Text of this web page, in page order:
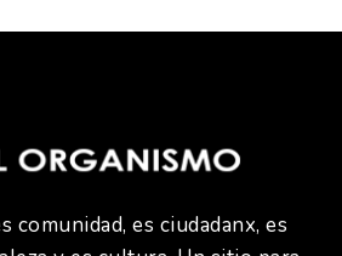
comunidad, es ciudadanx, es